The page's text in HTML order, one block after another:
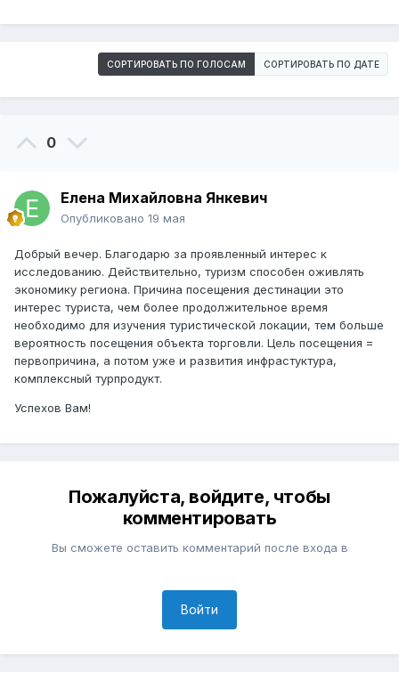
СОРТИРОВАТЬ ПО ГОЛОСАМ СОРТИРОВАТЬ ПО ДАТЕ
0
Елена Михайловна Янкевич
Опубликовано 19 мая
Добрый вечер. Благодарю за проявленный интерес к
исследованию. Действительно, туризм способен оживлять
экономику региона. Причина посещения дестинации это
интерес туриста, чем более продолжительное время
необходимо для изучения туристической локации, тем больше
вероятность посещения объекта торговли. Цель посещения =
первопричина, а потом уже и развития инфрастуктура,
комплексный турпродукт.
Успехов Вам!
Пожалуйста, войдите, чтобы
комментировать
Вы сможете оставить комментарий после входа в
Войти